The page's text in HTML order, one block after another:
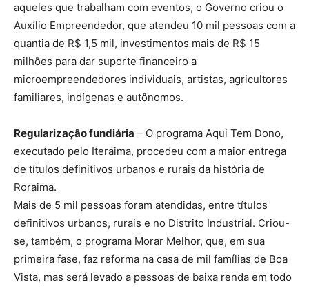
aqueles que trabalham com eventos, o Governo criou o
Auxílio Empreendedor, que atendeu 10 mil pessoas com a
quantia de R$ 1,5 mil, investimentos mais de R$ 15
milhões para dar suporte financeiro a
microempreendedores individuais, artistas, agricultores
familiares, indígenas e autônomos.
Regularização fundiária – O programa Aqui Tem Dono,
executado pelo Iteraima, procedeu com a maior entrega
de títulos definitivos urbanos e rurais da história de
Roraima.
Mais de 5 mil pessoas foram atendidas, entre títulos
definitivos urbanos, rurais e no Distrito Industrial. Criou-
se, também, o programa Morar Melhor, que, em sua
primeira fase, faz reforma na casa de mil famílias de Boa
Vista, mas será levado a pessoas de baixa renda em todo